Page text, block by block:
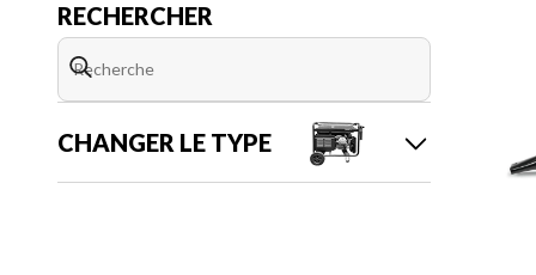
RECHERCHER
CHANGER LE TYPE